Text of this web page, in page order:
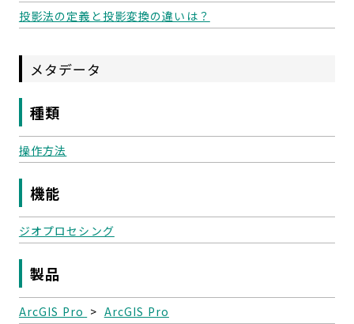
投影法の定義と投影変換の違いは？
メタデータ
種類
操作方法
機能
ジオプロセシング
製品
ArcGIS Pro > ArcGIS Pro